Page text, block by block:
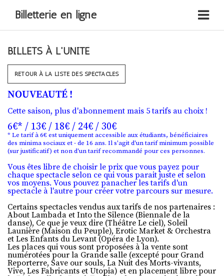
Billetterie en ligne
BILLETS À L'UNITÉ
RETOUR À LA LISTE DES SPECTACLES
NOUVEAUTÉ !
Cette saison, plus d'abonnement mais 5 tarifs au choix !
6€* / 13€ / 18€ / 24€ / 30€
* Le tarif à 6€ est uniquement accessible aux étudiants, bénéficiaires
des minima sociaux et - de 16 ans. Il s'agit d'un tarif minimum possible
(sur justificatif) et non d'un tarif recommandé pour ces personnes.
Vous êtes libre de choisir le prix que vous payez pour
chaque spectacle selon ce qui vous parait juste et selon
vos moyens. Vous pouvez panacher les tarifs d'un
spectacle à l'autre pour créer votre parcours sur mesure.
Certains spectacles vendus aux tarifs de nos partenaires :
About Lambada et Into the Silence (Biennale de la
danse), Ce que je veux dire (Théâtre Le ciel), Soleil
Launière (Maison du Peuple), Erotic Market & Orchestra
et Les Enfants du Levant (Opéra de Lyon).
Les places qui vous sont proposées à la vente sont
numérotées pour la Grande salle (excepté pour Grand
Reporterre, Save our souls, La Nuit des Morts-vivants,
Vive, Les Fabricants et Utopia) et en placement libre pour